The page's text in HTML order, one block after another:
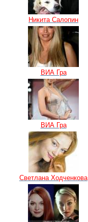
Никита Салопин
ВИА Гра
ВИА Гра
Светлана Ходченкова